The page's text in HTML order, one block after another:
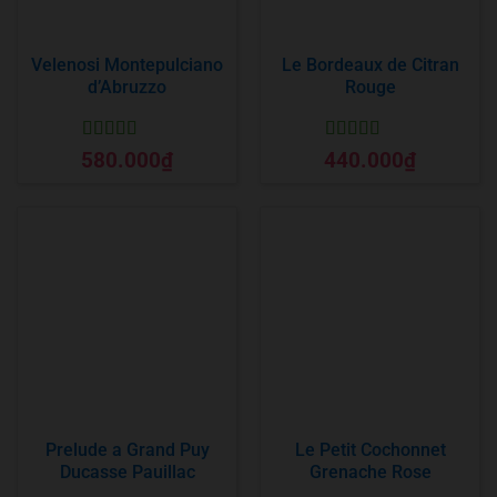
Velenosi Montepulciano
d’Abruzzo
Được xếp
hạng55 sao
580.000₫
Le Bordeaux de Citran
Rouge
Được xếp
hạng55 sao
440.000₫
Prelude a Grand Puy
Ducasse Pauillac
Le Petit Cochonnet
Grenache Rose